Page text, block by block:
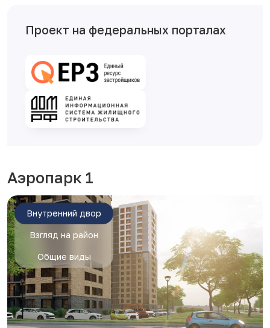
Проект на федеральных порталах
Аэропарк 1
Внутренний двор
Взгляд на район
Общие виды